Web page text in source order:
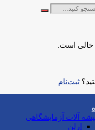
خالی است.
ثبت‌نام
آلات آزمایشگاهی
ارلن